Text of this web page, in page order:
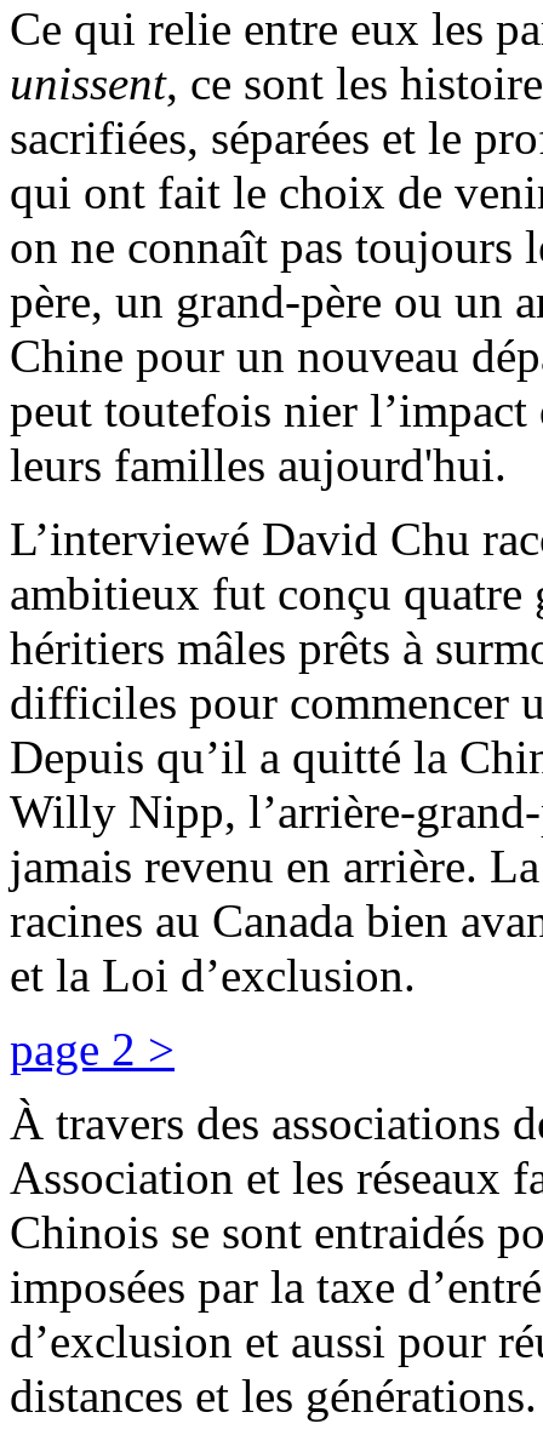
Ce qui relie entre eux les
unissent, ce sont les
sacrifiées, séparées et le
qui ont fait le choix de
on ne connaît pas toujours
père, un grand-père ou un
Chine pour un nouveau
peut toutefois nier
leurs familles aujourd'hui.
L’interviewé David Chu
ambitieux fut conçu quatre
héritiers mâles prêts à
difficiles pour commencer
Depuis qu’il a quitté la
Willy Nipp, l’arrière-
jamais revenu en arrière.
racines au Canada bien
et la Loi d’exclusion.
page 2 >
À travers des associations
Association et les réseaux
Chinois se sont entraidés
imposées par la taxe
d’exclusion et aussi pour
distances et les générations.